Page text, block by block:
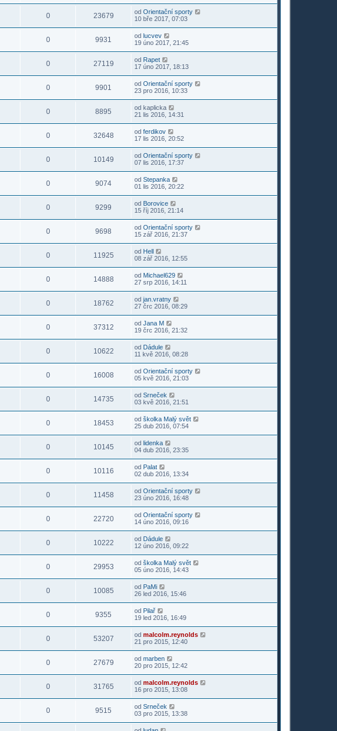
0 23679 od Orientační sporty
10 bře 2017, 07:03
0 9931 od lucvev
19 úno 2017, 21:45
0 27119 od Rapet
17 úno 2017, 18:13
0 9901 od Orientační sporty
23 pro 2016, 10:33
0 8895 od kaplicka
21 lis 2016, 14:31
0 32648 od ferdikov
17 lis 2016, 20:52
0 10149 od Orientační sporty
07 lis 2016, 17:37
0 9074 od Stepanka
01 lis 2016, 20:22
0 9299 od Borovice
15 říj 2016, 21:14
0 9698 od Orientační sporty
15 zář 2016, 21:37
0 11925 od Hell
08 zář 2016, 12:55
0 14888 od Michael629
27 srp 2016, 14:11
0 18762 od jan.vratny
27 črc 2016, 08:29
0 37312 od Jana M
19 črc 2016, 21:32
0 10622 od Dádule
11 kvě 2016, 08:28
0 16008 od Orientační sporty
05 kvě 2016, 21:03
0 14735 od Srneček
03 kvě 2016, 21:51
0 18453 od školka Malý svět
25 dub 2016, 07:54
0 10145 od lidenka
04 dub 2016, 23:35
0 10116 od Palat
02 dub 2016, 13:34
0 11458 od Orientační sporty
23 úno 2016, 16:48
0 22720 od Orientační sporty
14 úno 2016, 09:16
0 10222 od Dádule
12 úno 2016, 09:22
0 29953 od školka Malý svět
05 úno 2016, 14:43
0 10085 od PaMi
26 led 2016, 15:46
0 9355 od Pilař
19 led 2016, 16:49
0 53207 od malcolm.reynolds
21 pro 2015, 12:40
0 27679 od marben
20 pro 2015, 12:42
0 31765 od malcolm.reynolds
16 pro 2015, 13:08
0 9515 od Srneček
03 pro 2015, 13:38